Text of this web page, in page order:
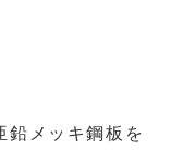
鉛メッキ鋼板を